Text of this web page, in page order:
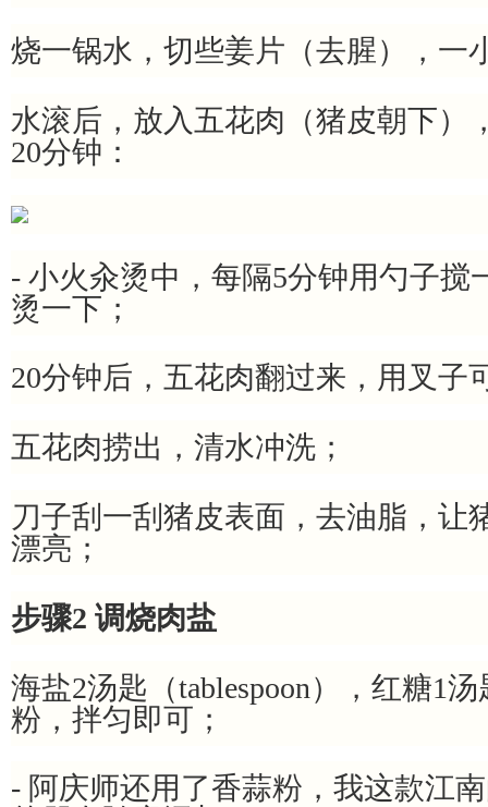
烧一锅水，切些姜片（去腥），一
水滚后，放入五花肉（猪皮朝下）
20分钟：
- 小火汆烫中，每隔5分钟用勺子搅
烫一下；
20分钟后，五花肉翻过来，用叉子
五花肉捞出，清水冲洗；
刀子刮一刮猪皮表面，去油脂，让
漂亮；
步骤2 调烧肉盐
海盐2汤匙（tablespoon），红糖1
粉，拌匀即可；
- 阿庆师还用了香蒜粉，我这款江